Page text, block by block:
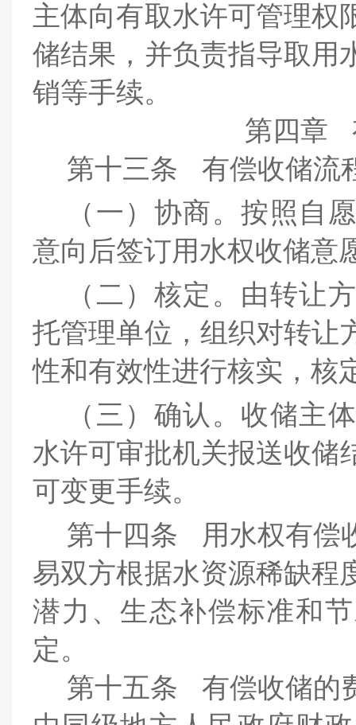
主体向有取水许可管理权
储结果，并负责指导取用
销等手续。
第四章
第十三条
有偿收储流
（一） 协商。按照自
意向后签订用水权收储意
（二）核定。由转让方
托管理单位 ， 组织对转让
性和有效性进行核实，核
（三）确认。收储主
水许可审批机关报送收储
可变更手续。
第十四条
用水权有偿
易双方根据水资源稀缺程
潜力、生态补偿标准和
定。
第十五条
有偿收储的